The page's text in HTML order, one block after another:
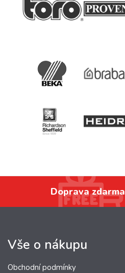
Doprava zdarma
Vše o nákupu
Obchodní podmínky